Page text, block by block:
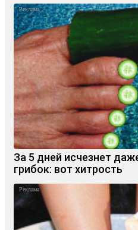
За 5 дней исчезнет
грибок: вот хитрость